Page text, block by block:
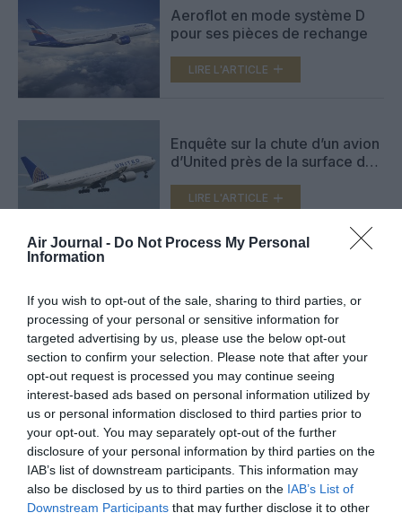
Air Journal - Do Not Process My Personal
Information
If you wish to opt-out of the sale, sharing to third parties, or
processing of your personal or sensitive information for
targeted advertising by us, please use the below opt-out
section to confirm your selection. Please note that after your
opt-out request is processed you may continue seeing
interest-based ads based on personal information utilized by
us or personal information disclosed to third parties prior to
your opt-out. You may separately opt-out of the further
disclosure of your personal information by third parties on the
IAB’s list of downstream participants. This information may
also be disclosed by us to third parties on the IAB’s List of
Downstream Participants that may further disclose it to other
Aeroflot en mode système D
pour ses pièces de rechange
LIRE L'ARTICLE
Enquête sur la chute d’un avion
d’United près de la surface de
LIRE L'ARTICLE
Toulouse-Blagnac
LIRE L'ARTICLE
VOIR PLUS D'ARTICLES
FAIRE UN DON